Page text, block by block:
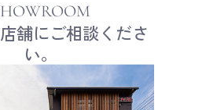
舗にご相談くださ
い。